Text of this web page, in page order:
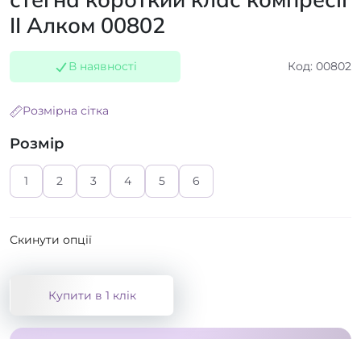
II Алком 00802
В наявності Код: 00802
Розмірна сітка
Розмір
1 2 3 4 5 6
Скинути опції
Купити в 1 клік